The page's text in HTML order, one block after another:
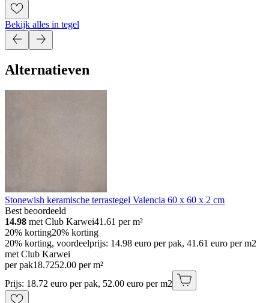
Bekijk alles in tegel
Alternatieven
Stonewish keramische terrastegel Valencia 60 x 60 x 2 cm
Best beoordeeld
14.98 met Club Karwei41.61 per m²
20% korting20% korting
20% korting, voordeelprijs: 14.98 euro per pak, 41.61 euro per m2
met Club Karwei
per pak18.7252.00 per m²
Prijs: 18.72 euro per pak, 52.00 euro per m2